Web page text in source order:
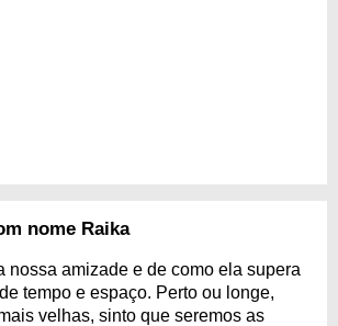
nome Raika
nossa amizade e de como ela supera
tempo e espaço. Perto ou longe,
velhas, sinto que seremos as